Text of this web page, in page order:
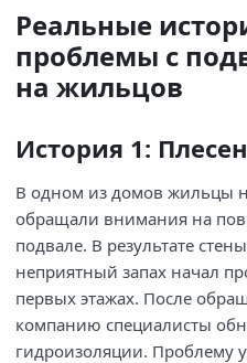
Реальные
проблемы с
на жильцов
История 1:
В одном из домов жильцы
обращали внимания на
подвале. В результате
неприятный запах начал
первых этажах. После
компанию специалисты
гидроизоляции. Проблему